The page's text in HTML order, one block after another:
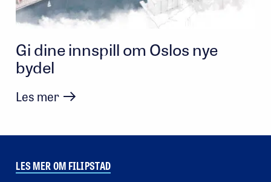
Gi dine innspill om Oslos nye
bydel
Les mer
LES MER OM FILIPSTAD